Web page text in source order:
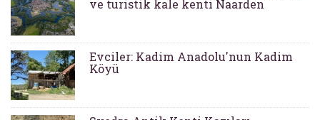
ve turistik kale kenti Naarden
Evciler: Kadim Anadolu'nun Kadim
Köyü